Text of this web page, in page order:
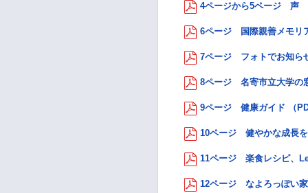
4ページから5ページ 声
6ページ 国際親善メモリ
7ページ フォトでお知ら
8ページ 名寄市立大学の
9ページ 健康ガイド （
10ページ 健やかな成長
11ページ 楽食レシピ、
12ページ なよろっぽい家